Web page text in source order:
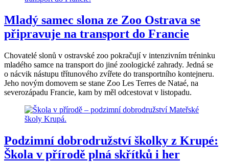
Mladý samec slona ze Zoo Ostrava se
připravuje na transport do Francie
Chovatelé slonů v ostravské zoo pokračují v intenzivním tréninku
mladého samce na transport do jiné zoologické zahrady. Jedná se
o nácvik nástupu třítunového zvířete do transportního kontejneru.
Jeho novým domovem se stane Zoo Les Terres de Nataé, na
severozápadu Francie, kam by měl odcestovat v listopadu.
Podzimní dobrodružství školky z Krupé:
Škola v přírodě plná skřítků i her